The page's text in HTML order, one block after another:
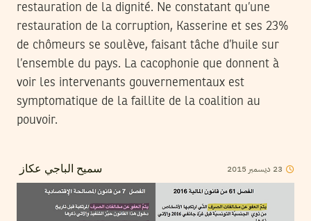
restauration de la dignité. Ne constatant qu’une
restauration de la corruption, Kasserine et ses 23%
de chômeurs se soulève, faisant tâche d’huile sur
l’ensemble du pays. La cacophonie que donnent à
voir les intervenants gouvernementaux est
symptomatique de la faillite de la coalition au
pouvoir.
سميح الباجي عكاز 23 ديسمبر 2015